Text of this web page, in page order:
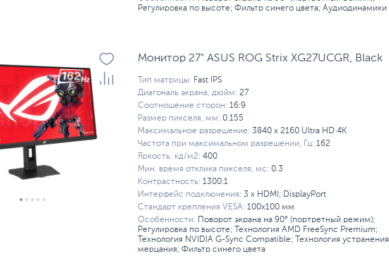
Регулировка по высоте; Фильтр синего цвета; Аудиодинамики
Монитор 27" ASUS ROG Strix XG27UCGR, Black
Тип матрицы: Fast IPS
Диагональ экрана, дюйм: 27
Соотношение сторон: 16:9
Размер пикселя, мм: 0.155
Максимальное разрешение: 3840 x 2160 Ultra HD 4K
Частота при максимальном разрешении, Гц: 162
Яркость, кд/м2: 400
Мин. время отклика пикселя, мс: 0.3
Контрастность: 1300:1
Интерфейс подключения: 3 x HDMI; DisplayPort
Стандарт крепления VESA: 100x100 мм
Особенности:
Поворот экрана на 90° (портретный режим);
Регулировка по высоте; Технология AMD FreeSync Premium;
Технология NVIDIA G-Sync Compatible; Технология устранения
мерцания; Фильтр синего цвета